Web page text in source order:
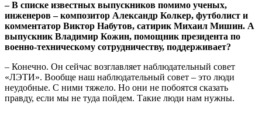
– В списке известных выпускников помимо ученых,
инженеров – композитор Александр Колкер, футболист и
комментатор Виктор Набутов, сатирик Михаил Мишин. А
выпускник Владимир Кожин, помощник президента по
военно-техническому сотрудничеству, поддерживает?
– Конечно. Он сейчас возглавляет наблюдательный совет
«ЛЭТИ». Вообще наш наблюдательный совет – это люди
неудобные. С ними тяжело. Но они не побоятся сказать
правду, если мы не туда пойдем. Такие люди нам нужны.